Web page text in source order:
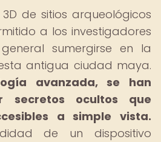
de sitios arqueológicos
a los investigadores
sumergirse en la
antigua ciudad maya.
avanzada, se han
secretos ocultos que
a simple vista.
de un dispositivo